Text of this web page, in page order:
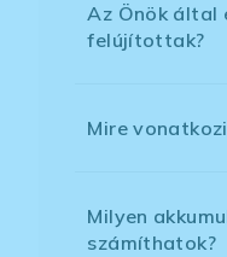
Az Önök által
felújítottak?
Mire
Milyen
számíthatok?